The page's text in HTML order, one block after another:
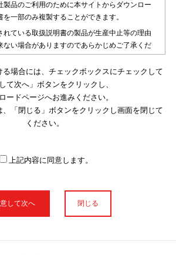
製品のご利用のために本サイトからダウンロー
を一部のみ複製することができます。
れている取扱説明書の製品が生産中止等の理由
ない場合がありますのであらかじめご了承くだ
れている取扱説明書は、製品が発売された時点
おります。従いまして本サイトに掲載されてい
載内容とお客さまがお持ちの製品の仕様がその
ンジ等で変更になる場合がございます。本サイ
る取扱説明書の内容とお手持ちの製品の仕様に
安全上のご注意、また測定基準や数値等は取扱
た時点での基準に応じた内容となっております
場合には、チェックボックスにチェックして
て次へ」ボタンをクリックし、
ードページへお進みください。
、「閉じる」ボタンをクリックし画面を閉じて
ください。
上記内容に同意します。
閉じる